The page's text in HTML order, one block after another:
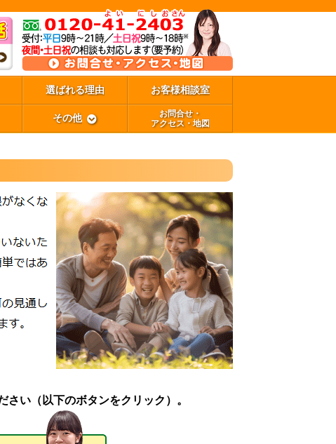
選ばれる理由 お客様相談室
その他
お問合せ・
アクセス・地図
い（以下のボタンをクリック）。